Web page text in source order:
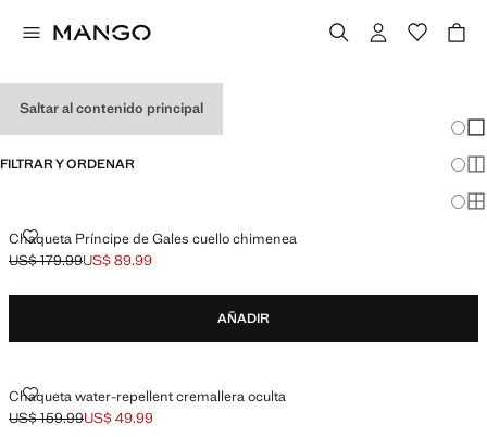
Saltar al contenido principal
FILTRAR Y ORDENAR
Chaqueta Príncipe de Gales cuello chimenea
CHAQUETA PRÍNCIPE DE GALES CUELLO CHIMENEA
Precio inicial tachado [US$ 179.99 ]
US$ 179.99
Precio actual [US$ 89.99 ]
US$ 89.99
AÑADIR
Chaqueta water-repellent cremallera oculta
CHAQUETA WATER-REPELLENT CREMALLERA OCULTA
Precio inicial tachado [US$ 159.99 ]
US$ 159.99
Precio actual [US$ 49.99 ]
US$ 49.99